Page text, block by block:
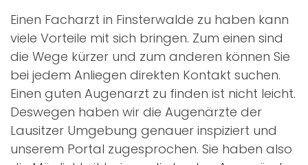
Einen Facharzt in Finsterwalde zu haben kann
viele Vorteile mit sich bringen. Zum einen sind
die Wege kürzer und zum anderen können Sie
bei jedem Anliegen direkten Kontakt suchen.
Einen guten Augenarzt zu finden ist nicht leicht.
Deswegen haben wir die Augenärzte der
Lausitzer Umgebung genauer inspiziert und
unserem Portal zugesprochen. Sie haben also